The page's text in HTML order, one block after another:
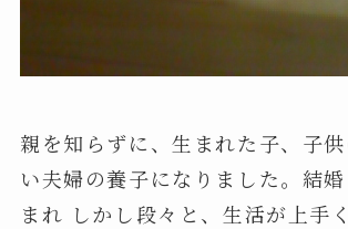
親を知らずに、生まれた子、子
い夫婦の養子になりました。結
まれ しかし段々と、生活が上手